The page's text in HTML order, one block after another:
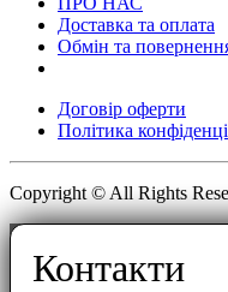
Доставка та оплата
Обмін та
Договір оферти
Політика
Copyright © All Rights
Контакти